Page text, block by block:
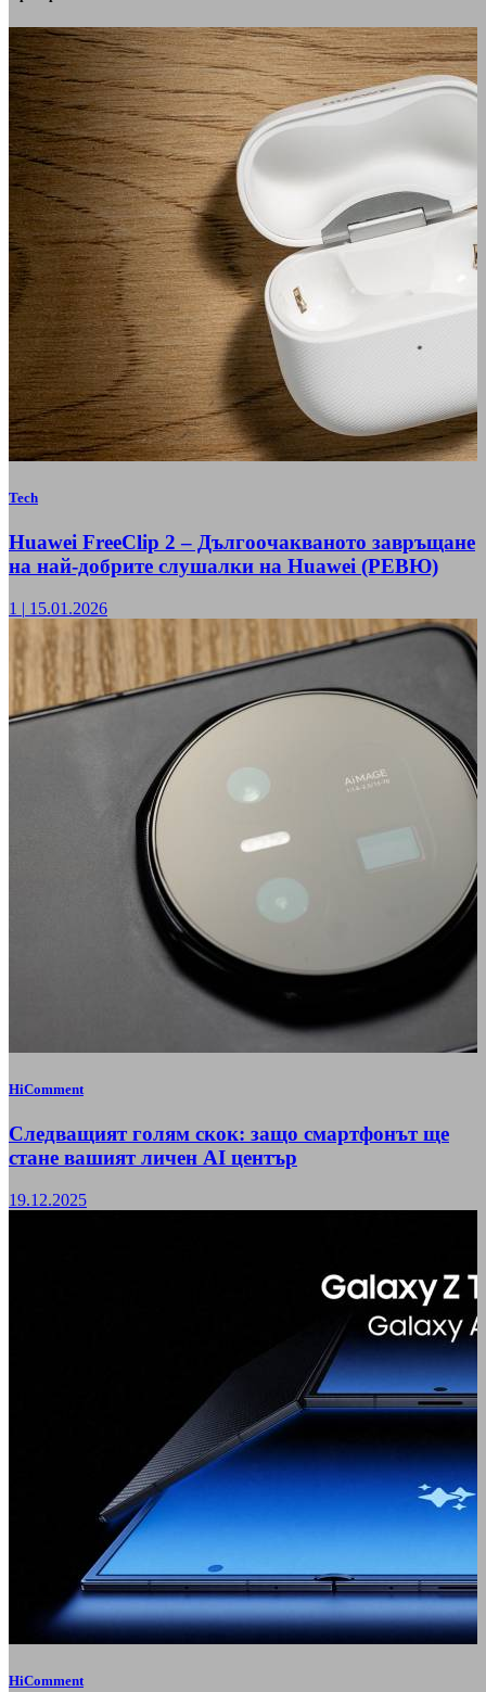
Tech
Huawei FreeClip 2 – Дългоочакваното завръщане
на най-добрите слушалки на Huawei (РЕВЮ)
1 | 15.01.2026
HiComment
Следващият голям скок: защо смартфонът ще
стане вашият личен AI център
19.12.2025
HiComment